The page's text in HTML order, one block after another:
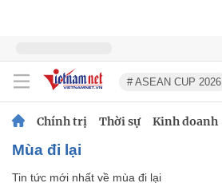
# ASEAN CUP 2026
Chính trị Thời sự Kinh doanh
mùa đi lại
Tin tức mới nhất về mùa đi lại